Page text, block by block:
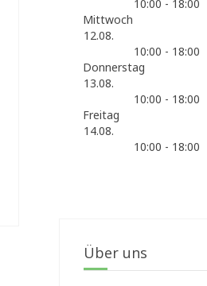
10:00 - 18:00
Mittwoch
12.08.
10:00 - 18:00
Donnerstag
13.08.
10:00 - 18:00
Freitag
14.08.
10:00 - 18:00
Über uns